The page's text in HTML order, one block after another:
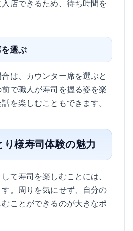
店できるため、待ち時間を
選ぶ
は、カウンター席を選ぶと
で職人が寿司を握る姿を楽
を楽しむこともできます。
り様寿司体験の魅力
て寿司を楽しむことには、
。周りを気にせず、自分の
ことができるのが大きなポ